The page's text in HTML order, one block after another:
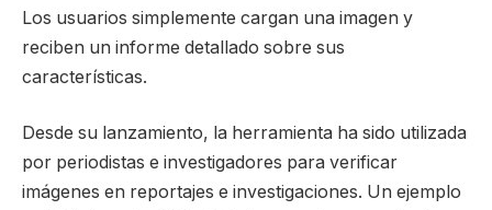
Los usuarios simplemente cargan una imagen y
reciben un informe detallado sobre sus
características.
Desde su lanzamiento, la herramienta ha sido utilizada
por periodistas e investigadores para verificar
imágenes en reportajes e investigaciones. Un ejemplo